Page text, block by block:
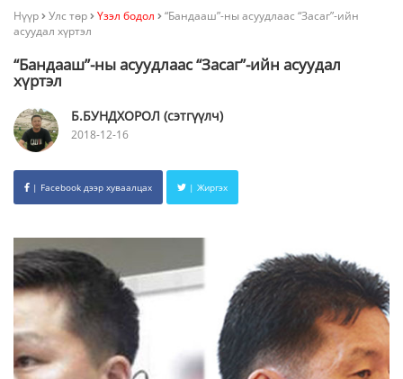
Нүүр Улс төр Үзэл бодол
“Бандааш”-ны асуудлаас “Засаг”-ийн
асуудал хүртэл
“Бандааш”-ны асуудлаас “Засаг”-ийн асуудал
хүртэл
Б.БУНДХОРОЛ (сэтгүүлч)
2018-12-16
| Facebook дээр хуваалцах | Жиргэх